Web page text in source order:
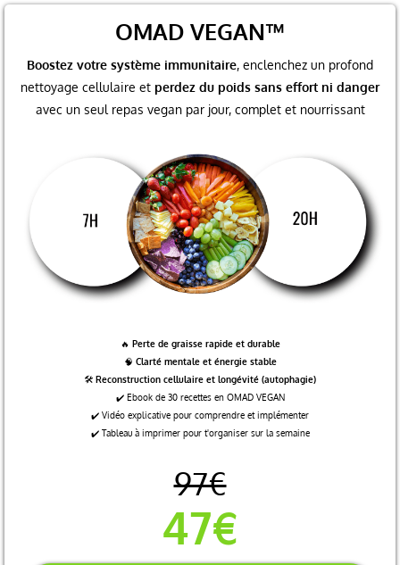
OMAD VEGAN™
Boostez votre système immunitaire, enclenchez un profond
nettoyage cellulaire et perdez du poids sans effort ni danger
avec un seul repas vegan par jour, complet et nourrissant
🔥 Perte de graisse rapide et durable
🧠 Clarté mentale et énergie stable
🛠️ Reconstruction cellulaire et longévité (autophagie)
✔️ Ebook de 30 recettes en OMAD VEGAN
✔️ Vidéo explicative pour comprendre et implémenter
✔️ Tableau à imprimer pour t'organiser sur la semaine
97€
47€